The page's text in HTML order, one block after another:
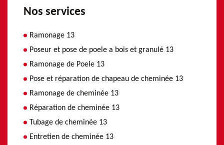
Nos services
Ramonage 13
Poseur et pose de poele a bois et granulé 13
Ramonage de Poele 13
Pose et réparation de chapeau de cheminée 13
Ramonage de cheminée 13
Réparation de cheminée 13
Tubage de cheminée 13
Entretien de cheminée 13